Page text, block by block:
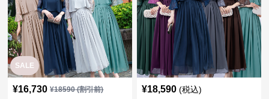
SALE
¥16,730 ¥18590(割引前) ¥18,590 (税込)